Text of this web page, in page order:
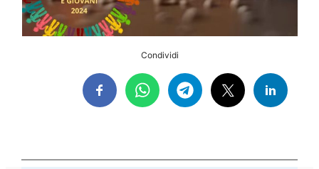
Condividi